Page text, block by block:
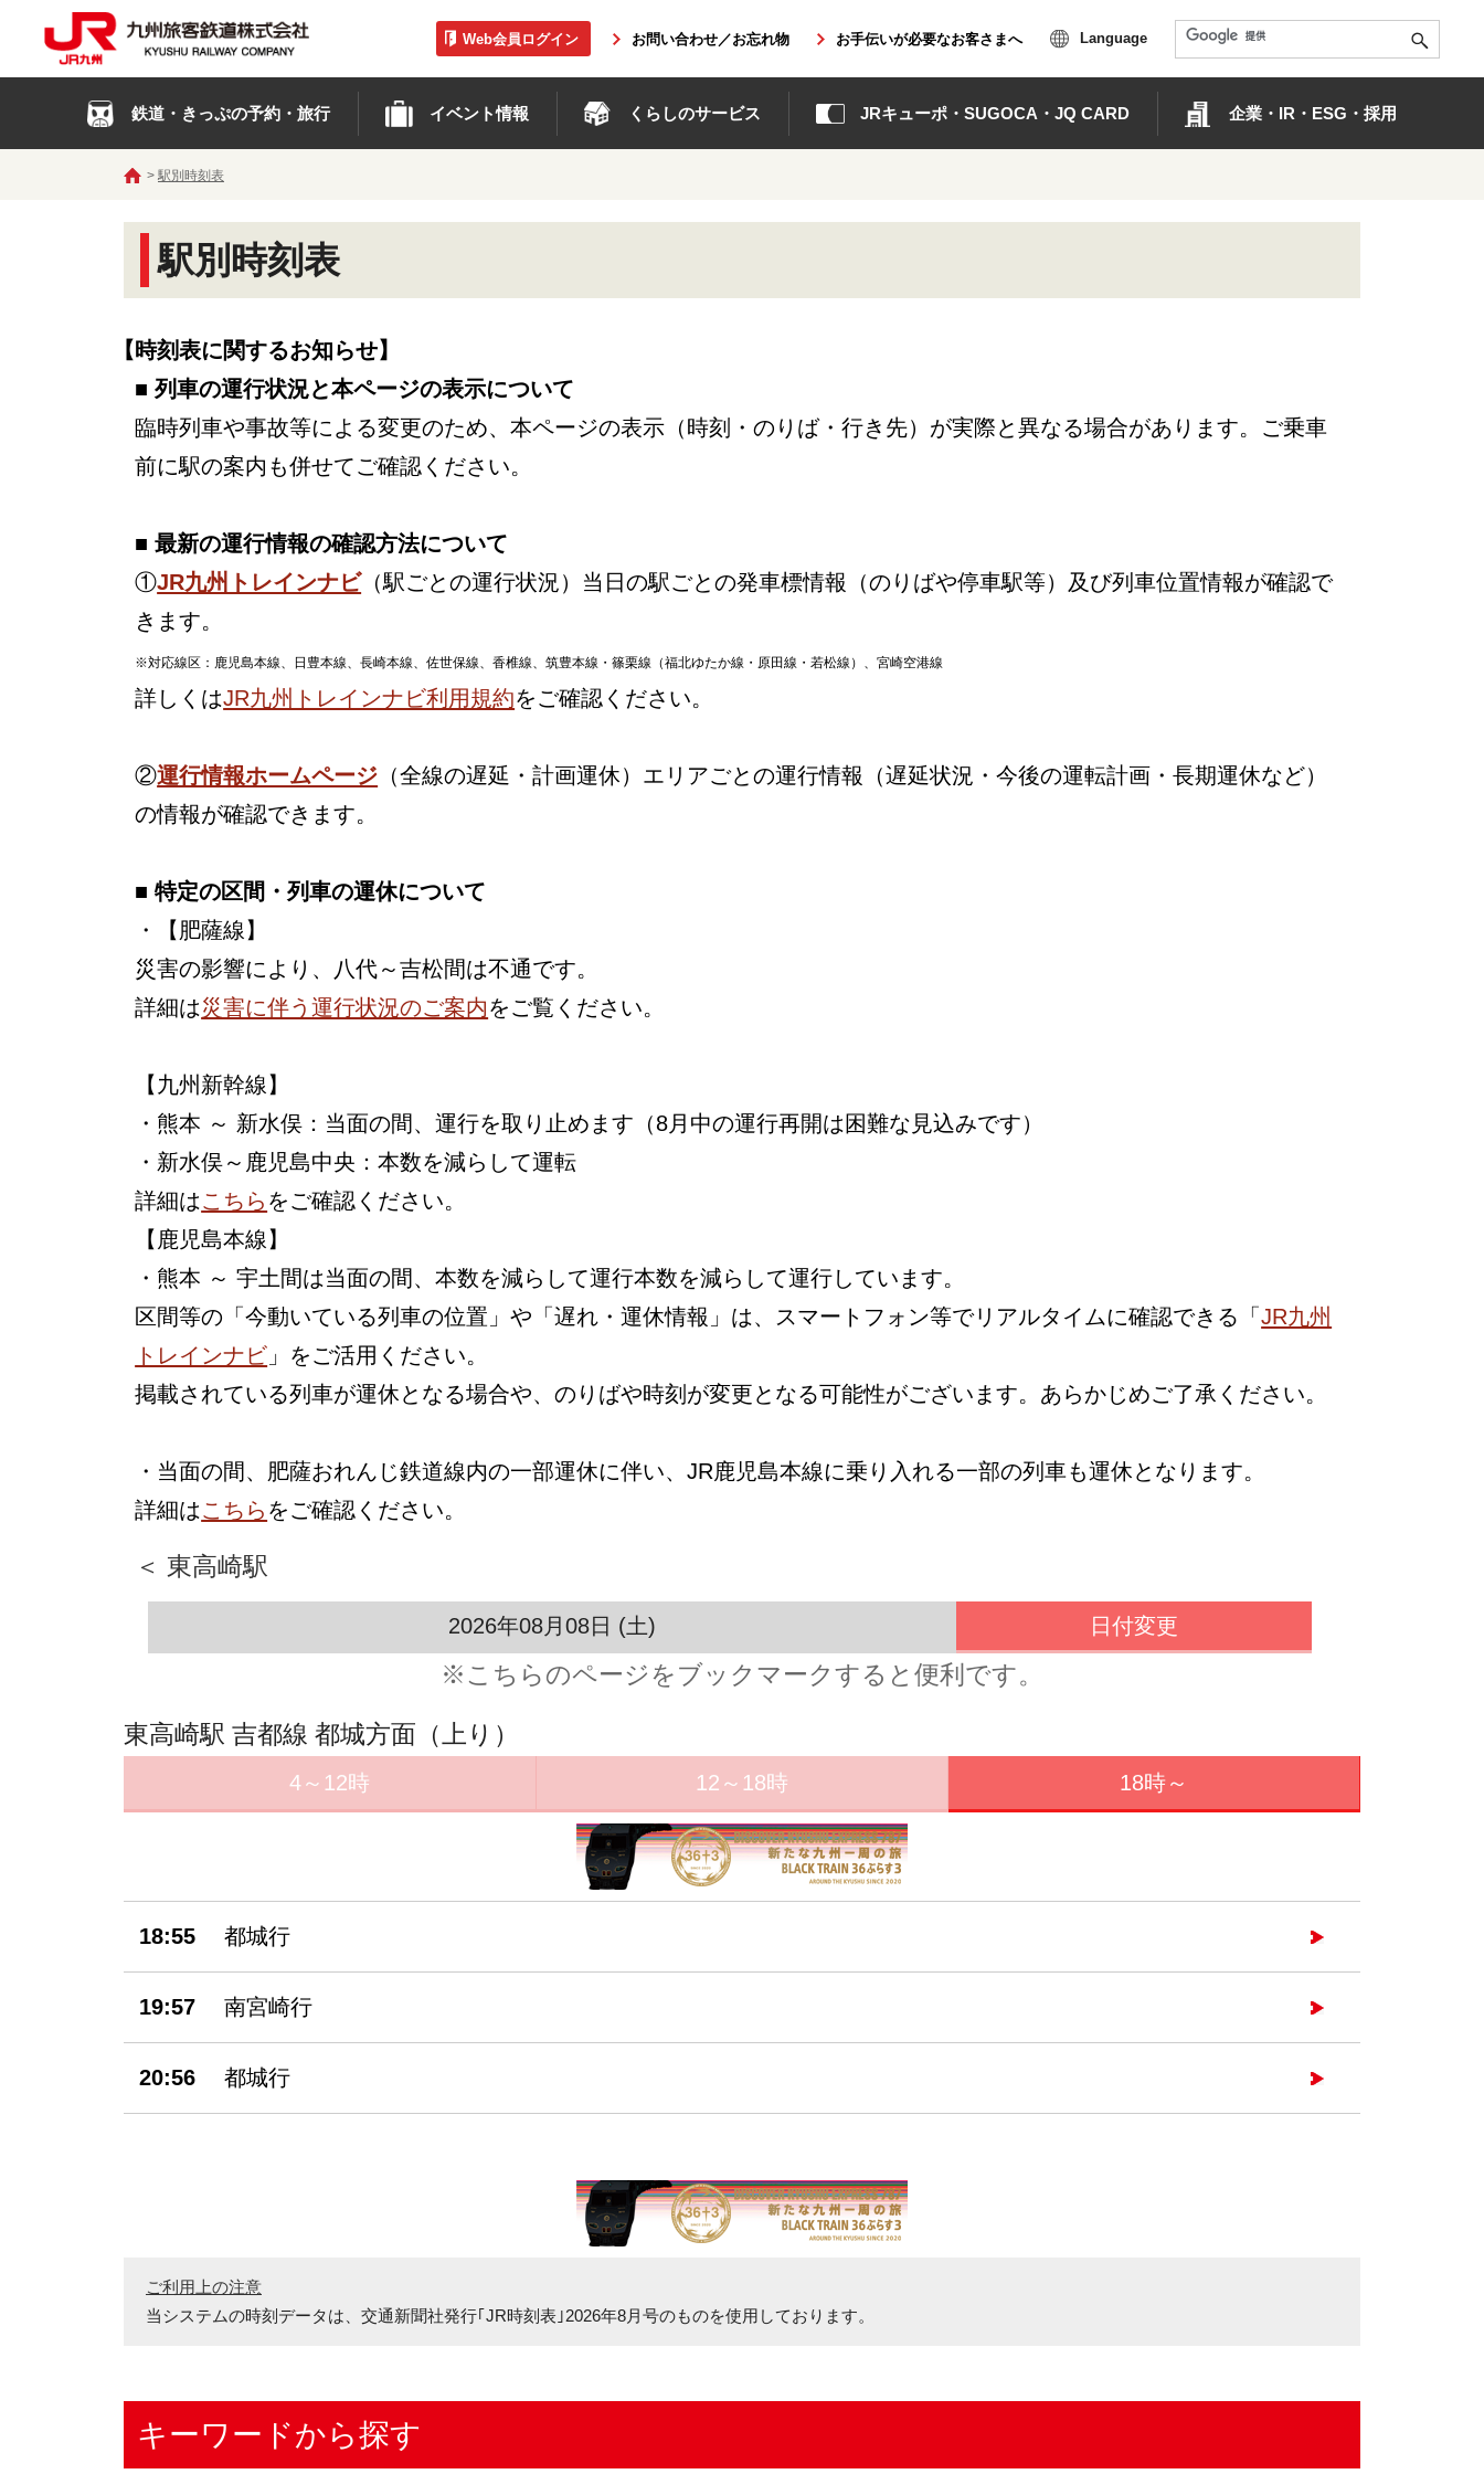
Web会員ログイン お問い合わせ／お忘れ物 お手伝いが必要なお客さまへ Language
鉄道・きっぷの予約・旅行 イベント情報 くらしのサービス JRキューポ・SUGOCA・JQ CARD 企業・IR・ESG・採用
駅別時刻表
駅別時刻表
【時刻表に関するお知らせ】
■ 列車の運行状況と本ページの表示について
臨時列車や事故等による変更のため、本ページの表示（時刻・のりば・行き先）が実際と異なる場合があります。ご乗車
前に駅の案内も併せてご確認ください。
■ 最新の運行情報の確認方法について
①JR九州トレインナビ（駅ごとの運行状況）当日の駅ごとの発車標情報（のりばや停車駅等）及び列車位置情報が確認で
きます。
※対応線区：鹿児島本線、日豊本線、長崎本線、佐世保線、香椎線、筑豊本線・篠栗線（福北ゆたか線・原田線・若松線）、宮崎空港線
詳しくはJR九州トレインナビ利用規約をご確認ください。
②運行情報ホームページ （全線の遅延・計画運休）エリアごとの運行情報（遅延状況・今後の運転計画・長期運休など）
の情報が確認できます。
■ 特定の区間・列車の運休について
・【肥薩線】
災害の影響により、八代～吉松間は不通です。
詳細は災害に伴う運行状況のご案内をご覧ください。
【九州新幹線】
・熊本 ～ 新水俣：当面の間、運行を取り止めます（8月中の運行再開は困難な見込みです）
・新水俣～鹿児島中央：本数を減らして運転
詳細はこちら をご確認ください。
【鹿児島本線】
・熊本 ～ 宇土間は当面の間、本数を減らして運行本数を減らして運行しています。
区間等の「今動いている列車の位置」や「遅れ・運休情報」は、スマートフォン等でリアルタイムに確認できる「JR九州
トレインナビ 」をご活用ください。
掲載されている列車が運休となる場合や、のりばや時刻が変更となる可能性がございます。あらかじめご了承ください。
・当面の間、肥薩おれんじ鉄道線内の一部運休に伴い、JR鹿児島本線に乗り入れる一部の列車も運休となります。
詳細はこちら をご確認ください。
＜ 東高崎駅
2026年08月08日 (土) 日付変更
※こちらのページをブックマークすると便利です。
東高崎駅 吉都線 都城方面（上り）
4～12時 12～18時 18時～
18:55 都城行
19:57 南宮崎行
20:56 都城行
ご利用上の注意
当システムの時刻データは、 交通新聞社発行｢JR時刻表｣2026年8月号のものを使用しております。
キーワードから探す